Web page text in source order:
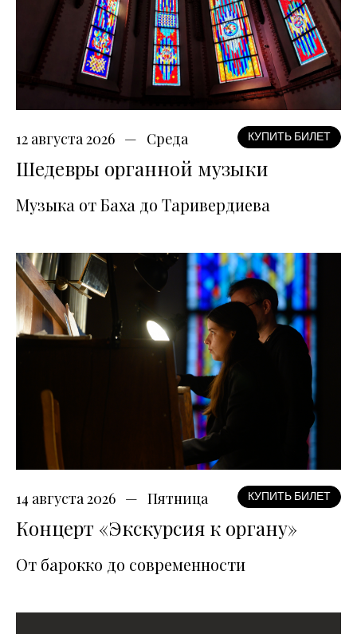
12 августа 2026 Среда КУПИТЬ БИЛЕТ
Шедевры органной музыки
Музыка от Баха до Таривердиева
14 августа 2026 Пятница КУПИТЬ БИЛЕТ
Концерт «Экскурсия к органу»
От барокко до современности